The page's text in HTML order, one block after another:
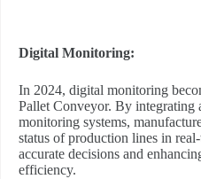
Digital Monitoring:
In 2024, digital monitoring
Pallet Conveyor. By integrating
monitoring systems,
status of production lines in
accurate decisions and
efficiency.